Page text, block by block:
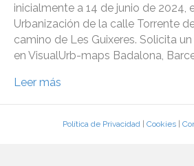
inicialmente a 14 de junio de 2024,
Urbanización de la calle Torrente
camino de Les Guixeres. Solicita
en VisualUrb-maps Badalona,
Leer más
Política de Privacidad| Cookies|